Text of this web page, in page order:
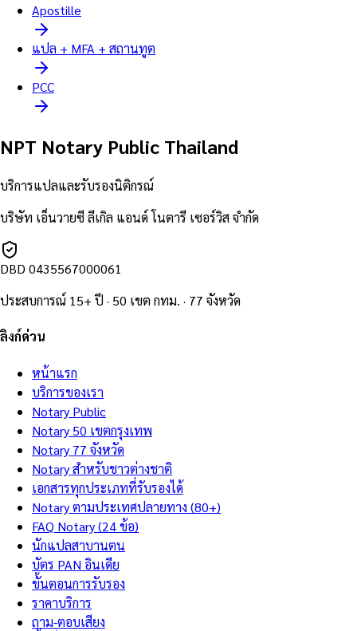
Apostille
แปล + MFA + สถานทูต
PCC
NPT Notary Public Thailand
บริการแปลและรับรองนิติกรณ์
บริษัท เอ็นวายซี ลีเกิล แอนด์ โนตารี เซอร์วิส จำกัด
DBD 0435567000061
ประสบการณ์ 15+ ปี · 50 เขต กทม. · 77 จังหวัด
ลิงก์ด่วน
หน้าแรก
บริการของเรา
Notary Public
Notary 50 เขตกรุงเทพ
Notary 77 จังหวัด
Notary สำหรับชาวต่างชาติ
เอกสารทุกประเภทที่รับรองได้
Notary ตามประเทศปลายทาง (80+)
FAQ Notary (24 ข้อ)
นักแปลสาบานตน
บัตร PAN อินเดีย
ขั้นตอนการรับรอง
ราคาบริการ
ถาม-ตอบเสียง